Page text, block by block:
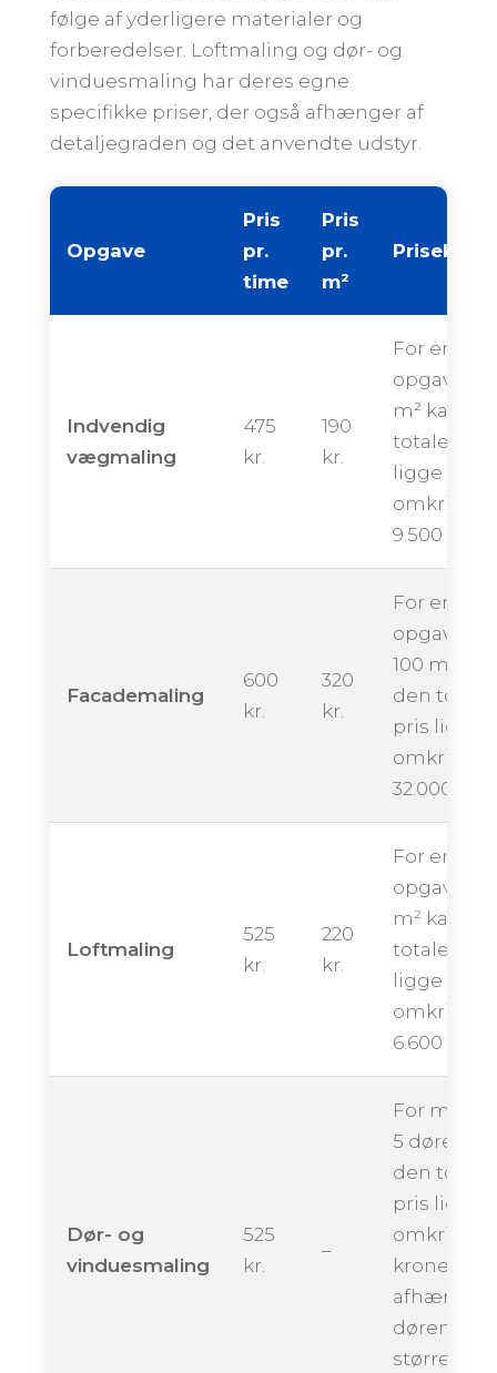
følge af yderligere materialer og
forberedelser. Loftmaling og dør- og
vinduesmaling har deres egne
specifikke priser, der også afhænger af
detaljegraden og det anvendte udstyr.
Opgave
Pris
pr.
time
Pris
pr.
m²
Indvendig
vægmaling
475
kr.
190
kr.
For en
opgave på
m² kan
totale pris
ligge
omkring
9.500
Facademaling
600
kr.
320
kr.
For en
opgave på
100 m² kan
den totale
pris ligge
omkring
32.000
Loftmaling
525
kr.
220
kr.
For en
opgave på
m² kan
totale pris
ligge
omkring
6.600
Dør- og
vinduesmaling
525
kr.
–
For
5 døre kan
den totale
pris ligge
omkring
kroner,
afhængigt
dørenes
størrelse